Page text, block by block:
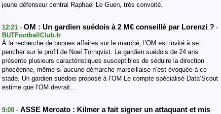
jeune défenseur central Raphaël Le Guen, très convoité.
12:21 - OM : Un gardien suédois à 2 M€ conseillé par Lorenzi ? -
BUTFootballClub.fr
À la recherche de bonnes affaires sur le marché, l’OM est invité à se
pencher sur le profil de Noel Törnqvist. Le gardien suédois de 24 ans
présente plusieurs caractéristiques susceptibles de séduire la direction
phocéenne, même si aucune démarche marseillaise n’est évoquée à ce
stade. Un gardien suédois proposé à l’OM Le compte spécialisé Data’Scout
estime que l’OM devrait…
9:00 - ASSE Mercato : Kilmer a fait signer un attaquant et mis